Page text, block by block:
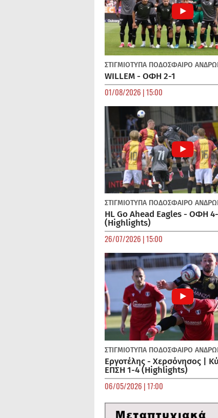
ΣΤΙΓΜΙΟΤΥΠΑ ΠΟΔΌΣΦΑΙΡΟ
WILLEM - ΟΦΗ 2-1
01/08/2026 | 15:00
ΣΤΙΓΜΙΟΤΥΠΑ ΠΟΔΌΣΦΑΙΡΟ
HL Go Ahead Eagles - ΟΦΗ
(Highlights)
26/07/2026 | 15:00
ΣΤΙΓΜΙΟΤΥΠΑ ΠΟΔΌΣΦΑΙΡΟ
Εργοτέλης - Χερσόνησος |
ΕΠΣΗ 1-4 (Highlights)
06/05/2026 | 17:00